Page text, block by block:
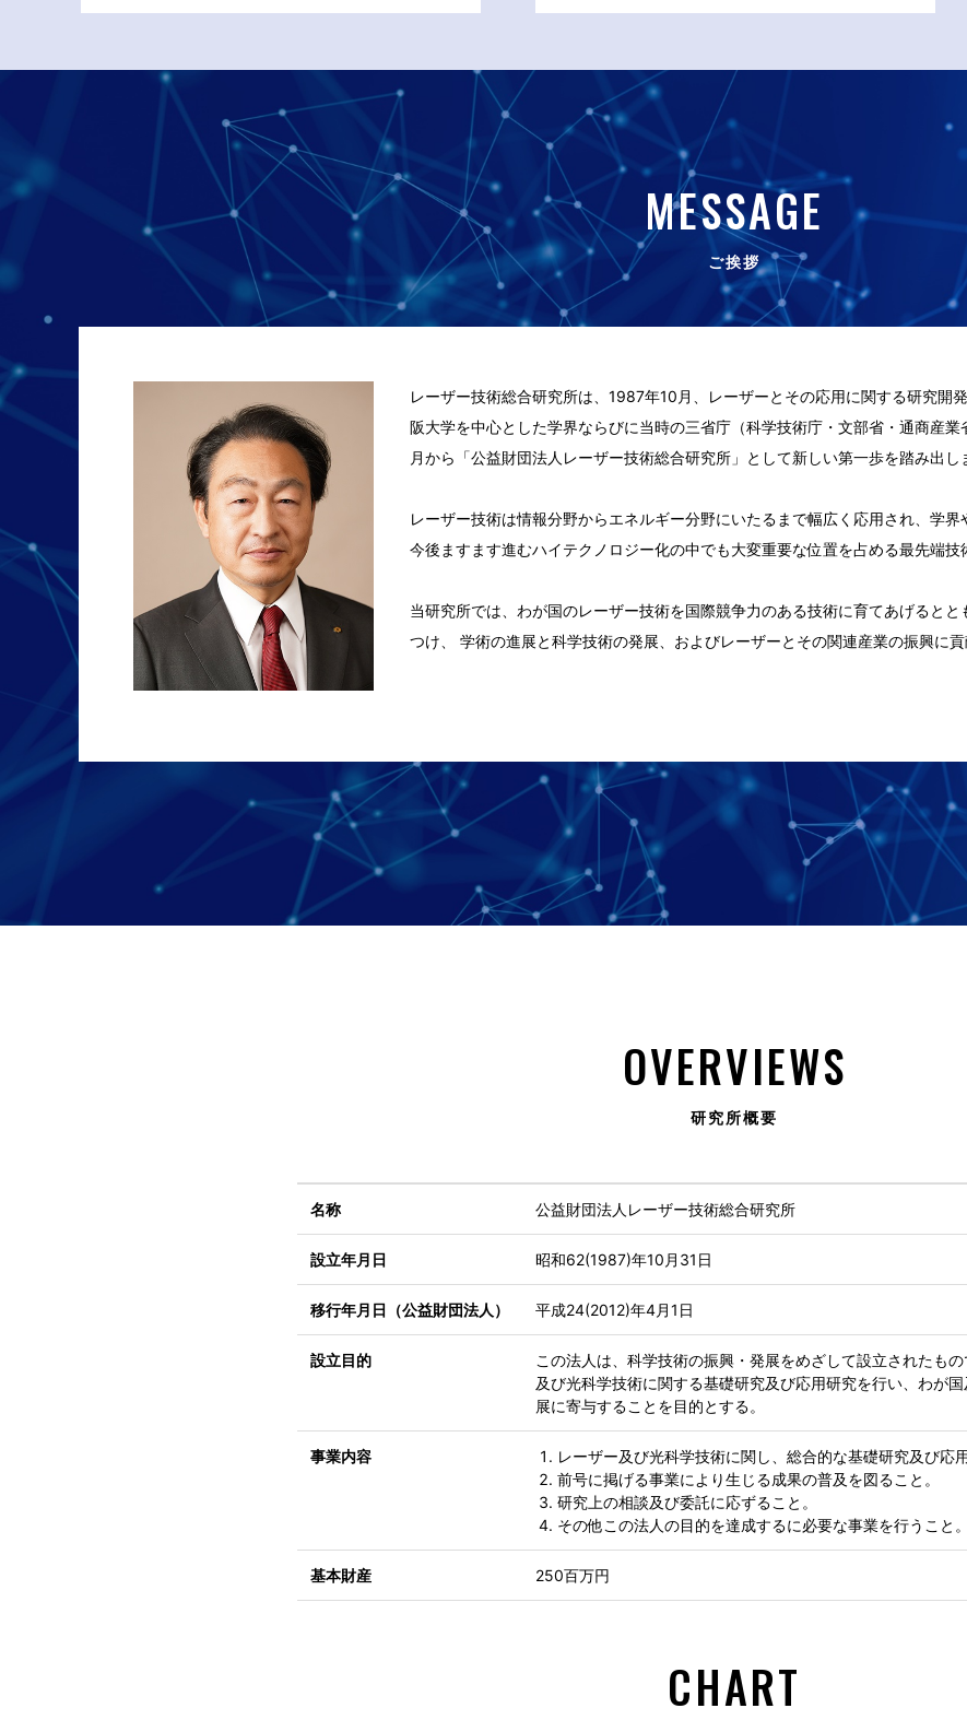
MESSAGE
ご挨拶
レーザー技術総合研究所は、1987年10月、レーザーとその応用に関する研究開
阪大学を中心とした学界ならびに当時の三省庁（科学技術庁・文部省・通商産
月から「公益財団法人レーザー技術総合研究所」として新しい第一歩を踏み出し
レーザー技術は情報分野からエネルギー分野にいたるまで幅広く応用され、学
今後ますます進むハイテクノロジー化の中でも大変重要な位置を占める最先端技
当研究所では、わが国のレーザー技術を国際競争力のある技術に育てあげると
つけ、 学術の進展と科学技術の発展、およびレーザーとその関連産業の振興に貢
OVERVIEWS
研究所概要
名称 公益財団法人レーザー技術総合研究所
設立年月日 昭和62(1987)年10月31日
移行年月日（公益財団法人） 平成24(2012)年4月1日
設立目的
この法人は、科学技術の振興・発展をめざして設立されたも
及び光科学技術に関する基礎研究及び応用研究を行い、わが
展に寄与することを目的とする。
事業内容
レーザー及び光科学技術に関し、総合的な基礎研究及び応
前号に掲げる事業により生じる成果の普及を図ること。
研究上の相談及び委託に応ずること。
その他この法人の目的を達成するに必要な事業を行うこと。
基本財産 250百万円
CHART